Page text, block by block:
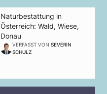
Naturbestattung in
Österreich: Wald, Wiese,
Donau
VERFASST VON SEVERIN
SCHULZ